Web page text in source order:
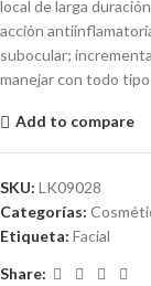
local de larga
acción
subocular;
manejar con todo
Add to compare
SKU: LK09028
Categorías:
Etiqueta: Facial
Share: